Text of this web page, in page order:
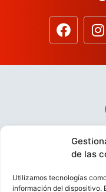
de las
Utilizamos tecnologías
información del dispositivo.